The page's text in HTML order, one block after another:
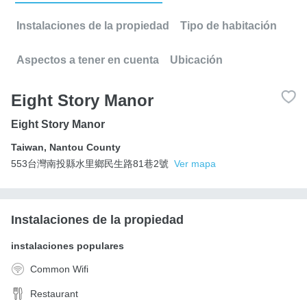
Instalaciones de la propiedad Tipo de habitación
Aspectos a tener en cuenta Ubicación
Eight Story Manor
Eight Story Manor
Taiwan, Nantou County
553台灣南投縣水里鄉民生路81巷2號 Ver mapa
Instalaciones de la propiedad
instalaciones populares
Common Wifi
Restaurant